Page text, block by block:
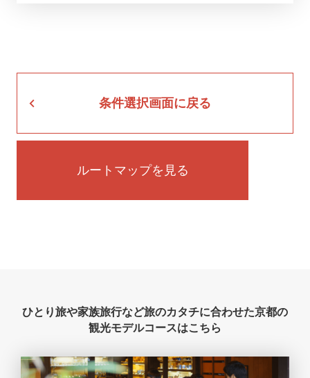
条件選択画面に戻る
ルートマップを見る
ひとり旅や家族旅行など旅のカタチに合わせた京都の
観光モデルコースはこちら